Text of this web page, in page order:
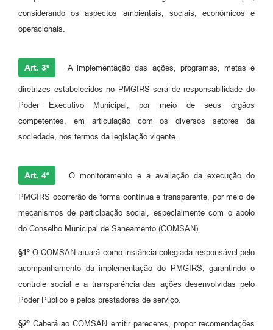
considerando os aspectos ambientais, sociais, econômicos e
operacionais.
Art. 3º A implementação das ações, programas, metas e
diretrizes estabelecidos no PMGIRS será de responsabilidade do
Poder Executivo Municipal, por meio de seus órgãos
competentes, em articulação com os diversos setores da
sociedade, nos termos da legislação vigente.
Art. 4º O monitoramento e a avaliação da execução do
PMGIRS ocorrerão de forma contínua e transparente, por meio de
mecanismos de participação social, especialmente com o apoio
do Conselho Municipal de Saneamento (COMSAN).
§1º O COMSAN atuará como instância colegiada responsável pelo
acompanhamento da implementação do PMGIRS, garantindo o
controle social e a transparência das ações desenvolvidas pelo
Poder Público e pelos prestadores de serviço.
§2º Caberá ao COMSAN emitir pareceres, propor recomendações